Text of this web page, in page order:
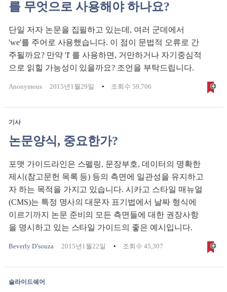
를 무엇으로 사용해야 하나요?
단일 저자 논문을 집필하고 있는데, 여러 군데에서
'we'를 주어로 사용했습니다. 이 점이 문법적 오류로 간
주될까요? 만약 'I' 를 사용하면, 거만하거나 자기중심적
으로 읽힐 가능성이 있을까요? 조언을 부탁드립니다.
Anonymous 2015년1월29일 조회수 59,706
기사
논문양식, 중요한가?
포맷 가이드라인은 스펠링, 문장부호, 데이터의 명확한
제시(참고문헌 목록 등) 등의 측면에 일관성을 유지하고
자 하는 목적을 가지고 있습니다. 시카고 스타일 매뉴얼
(CMS)는 특정 명사의 대문자 표기법에서 날짜 형식에
이르기까지 논문 준비의 모든 측면들에 대한 권장사항
을 명시하고 있는 스타일 가이드의 좋은 예시입니다.
Beverly D’souza 2015년1월22일 조회수 45,307
슬라이드쉐어